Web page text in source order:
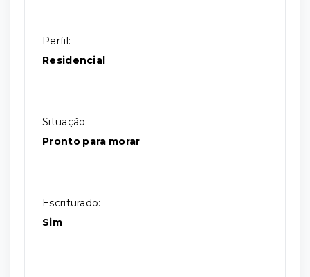
Perfil:
Residencial
Situação:
Pronto para morar
Escriturado:
Sim